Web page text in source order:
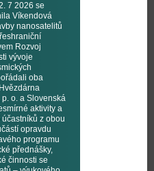
7 2026 se
Víkendová
nanosatelitů
Rozvoj
vývoje
oba
o. a Slovenská
aktivity a
z obou
opravdu
programu
přednášky,
činnosti se